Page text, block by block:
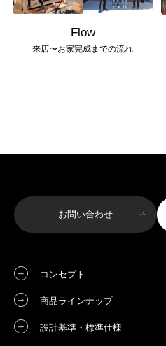
Flow
来店〜お家完成までの流れ
コンセプト
商品ラインナップ
設計基準・標準仕様
お問い合わせ